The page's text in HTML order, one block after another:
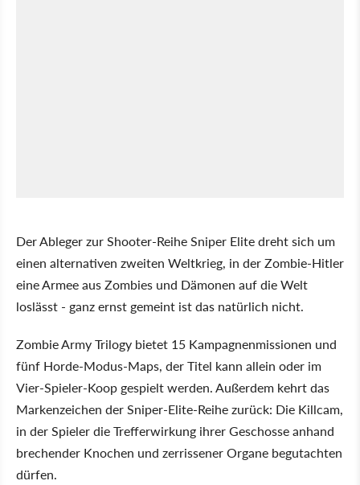
Der Ableger zur Shooter-Reihe Sniper Elite dreht sich um
einen alternativen zweiten Weltkrieg, in der Zombie-Hitler
eine Armee aus Zombies und Dämonen auf die Welt
loslässt - ganz ernst gemeint ist das natürlich nicht.
Zombie Army Trilogy bietet 15 Kampagnenmissionen und
fünf Horde-Modus-Maps, der Titel kann allein oder im
Vier-Spieler-Koop gespielt werden. Außerdem kehrt das
Markenzeichen der Sniper-Elite-Reihe zurück: Die Killcam,
in der Spieler die Trefferwirkung ihrer Geschosse anhand
brechender Knochen und zerrissener Organe begutachten
dürfen.